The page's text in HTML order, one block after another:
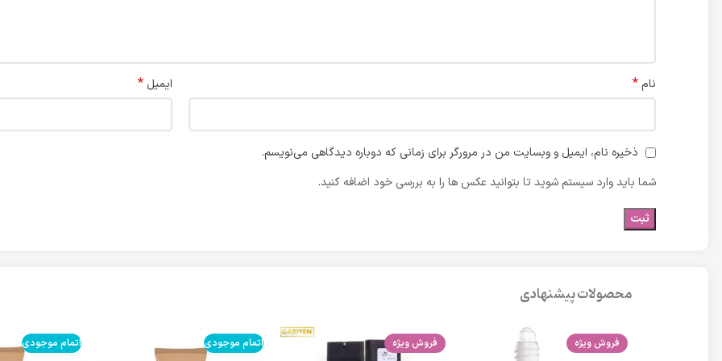
نام * ایمیل *
ذخیره نام، ایمیل و وبسایت من در مرورگر برای زمانی که دوباره دیدگاهی می‌نویسم.
شما باید وارد سیستم شوید تا بتوانید عکس ها را به بررسی خود اضافه کنید.
محصولات پیشنهادی
فروش ویژه
فروش ویژه
اتمام موجودی اتمام موجودی